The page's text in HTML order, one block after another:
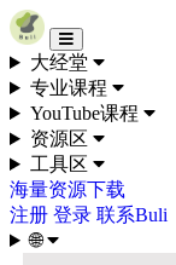
Skip to content
大经堂
专业课程
YouTube课程
资源区
工具区
海量资源下载
注册 登录 联系Buli
🌐